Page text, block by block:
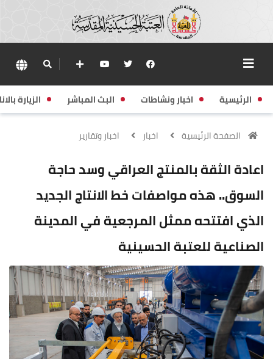
الرئيسية اخبار ونشاطات البث المباشر الزيارة
الصفحة الرئيسية اخبار اخبار وتقارير
اعادة الثقة بالمنتج العراقي وسد حاجة
السوق.. هذه مواصفات خط الانتاج الجديد
الذي افتتحه ممثل المرجعية في المدينة
الصناعية للعتبة الحسينية